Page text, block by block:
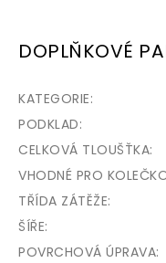
DOPLŇKOVÉ
KATEGORIE:
PODKLAD:
CELKOVÁ TLOUŠŤKA:
VHODNÉ PRO
TŘÍDA ZÁTĚŽE:
ŠÍŘE:
POVRCHOVÁ ÚPRAVA: